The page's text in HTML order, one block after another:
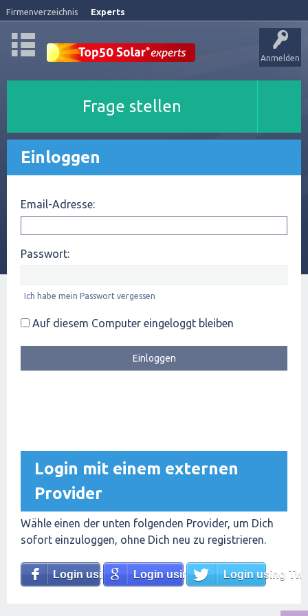
Firmenverzeichnis Experts
Anmelden
Frage stellen
Einloggen
Email-Adresse:
Passwort:
Ich habe mein Passwort vergessen
Auf diesem Computer eingeloggt bleiben
Login mit einem externen
Provider
Wähle einen der unten folgenden Provider, um Dich
sofort einzuloggen, ohne Dich neu zu registrieren.
Login using FacebookLogin using GoogleLogin using